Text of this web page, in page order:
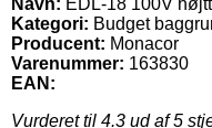
Kategori: Budget
Producent: Monacor
Varenummer: 163830
EAN:
Vurderet til 4.3 ud af 5